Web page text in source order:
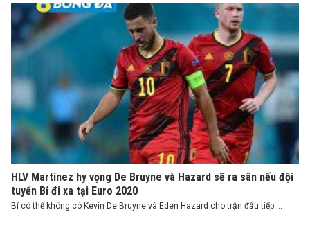
HLV Martinez hy vọng De Bruyne và Hazard sẽ ra sân nếu đội
tuyển Bỉ đi xa tại Euro 2020
Bỉ có thể không có Kevin De Bruyne và Eden Hazard cho trận đấu tiếp ...